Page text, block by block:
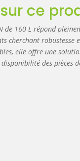
ce
de 160 L répond
cherchant robustesse
elle offre une
des pièces